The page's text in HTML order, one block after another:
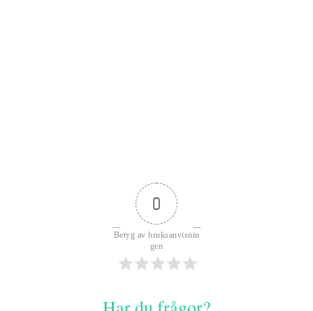
0
Betyg av bruksanvisnin
gen